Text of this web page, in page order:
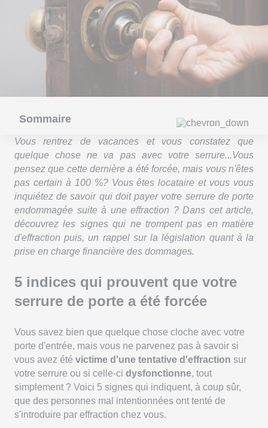
Sommaire
Vous rentrez de vacances et vous constatez que
quelque chose ne va pas avec votre serrure...Vous
pensez que cette dernière a été forcée, mais vous n'êtes
pas certain à 100 %? Vous êtes locataire et vous vous
inquiétez de savoir qui doit payer votre serrure de porte
endommagée suite à une effraction ? Dans cet article,
découvrez les signes qui ne trompent pas en matière
d'effraction puis, un rappel sur la législation quant à la
prise en charge financière des dommages.
5 indices qui prouvent que votre
serrure de porte a été forcée
Vous savez bien que quelque chose cloche avec votre
porte d'entrée, mais vous ne parvenez pas à savoir si
vous avez été victime d'une tentative d'effraction sur
votre serrure ou si celle-ci dysfonctionne, tout
simplement ? Voici 5 signes qui indiquent, à coup sûr,
que des personnes mal intentionnées ont tenté de
s'introduire par effraction chez vous.